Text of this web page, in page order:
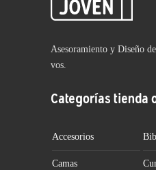
Asesoramiento y Diseño
vos.
Categorías tienda
Accesorios
Camas